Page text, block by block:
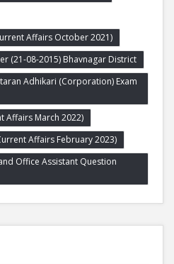
Affairs October 2021)
(21-08-2015) Bhavnagar District
Adhikari (Corporation) Exam
Affairs March 2022)
Affairs February 2023)
Office Assistant Question